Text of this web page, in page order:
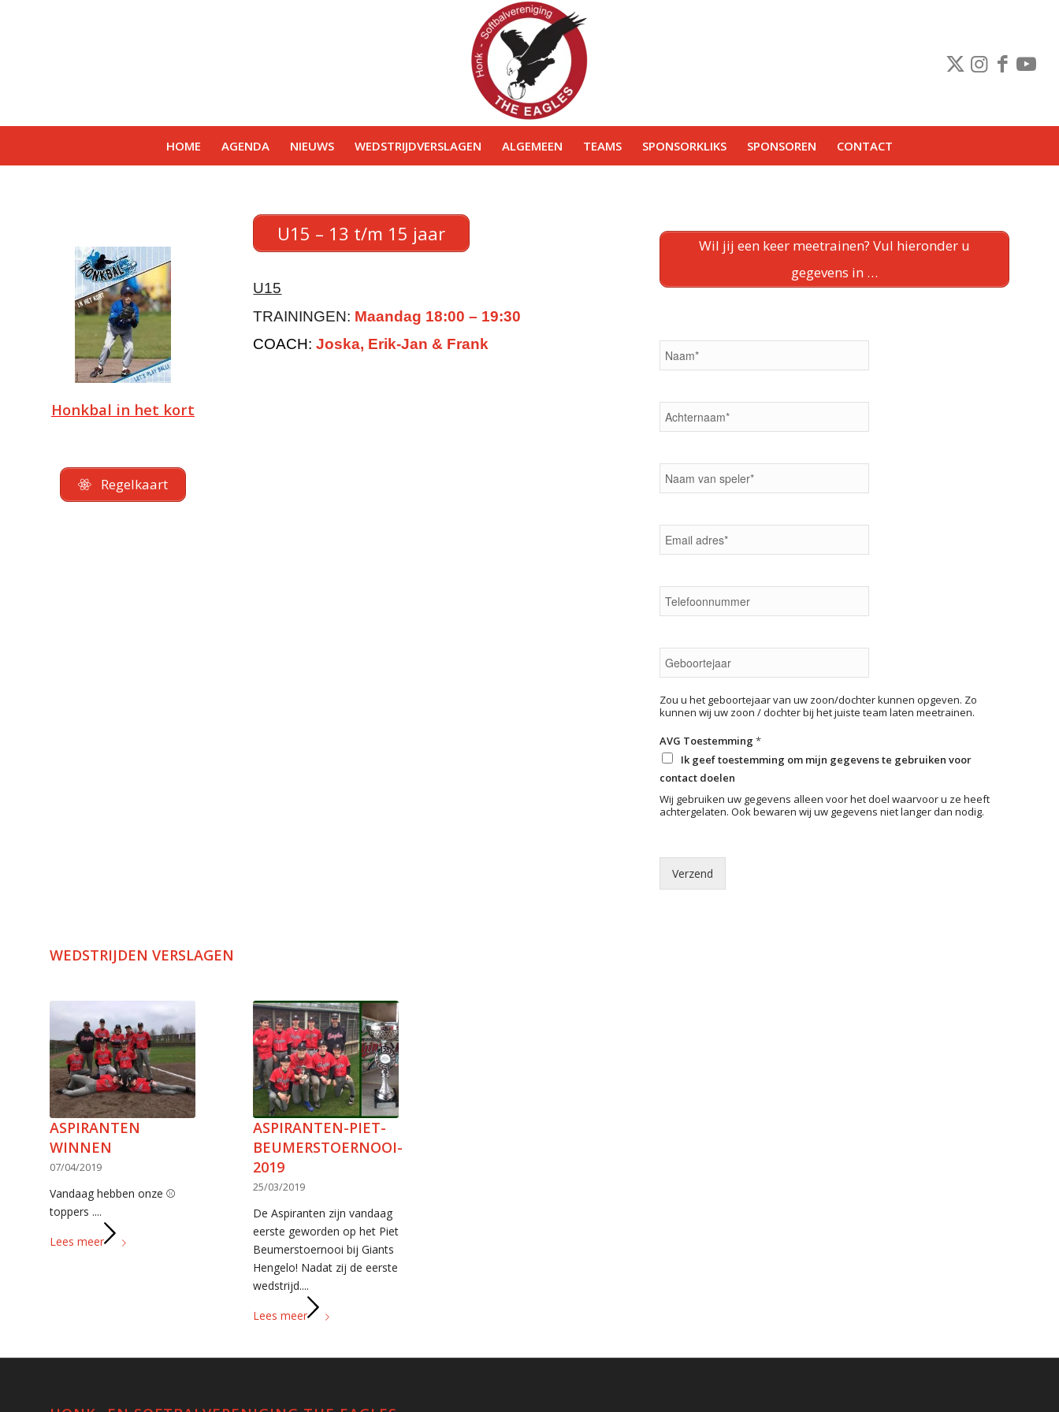
HOME AGENDA NIEUWS WEDSTRIJDVERSLAGEN ALGEMEEN TEAMS SPONSORKLIKS SPONSOREN CONTACT
Honkbal in het kort
Regelkaart
U15 – 13 t/m 15 jaar
U15
TRAININGEN: Maandag 18:00 – 19:30
COACH: Joska, Erik-Jan & Frank
Wil jij een keer meetrainen? Vul hieronder u
gegevens in …
Zou u het geboortejaar van uw zoon/dochter kunnen opgeven. Zo
kunnen wij uw zoon / dochter bij het juiste team laten meetrainen.
AVG Toestemming*
Ik geef toestemming om mijn gegevens te gebruiken voor
contact doelen
Wij gebruiken uw gegevens alleen voor het doel waarvoor u ze heeft
achtergelaten. Ook bewaren wij uw gegevens niet langer dan nodig.
Verzend
WEDSTRIJDEN VERSLAGEN
ASPIRANTEN
WINNEN
07/04/2019
Vandaag hebben onze ⚾
toppers ....
Lees meer
ASPIRANTEN-PIET-
BEUMERSTOERNOOI-
2019
25/03/2019
De Aspiranten zijn vandaag
eerste geworden op het Piet
Beumerstoernooi bij Giants
Hengelo! Nadat zij de eerste
wedstrijd....
Lees meer